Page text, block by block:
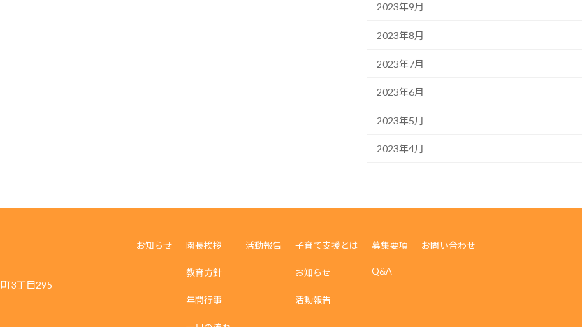
2023年9月
2023年8月
2023年7月
2023年6月
2023年5月
2023年4月
3丁目295
お知らせ 園長挨拶
教育方針
年間行事
活動報告 子育て支援とは
お知らせ
活動報告
募集要項
Q&A
お問い合わせ